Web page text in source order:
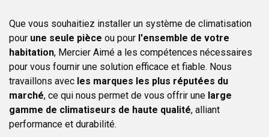
Que vous souhaitiez installer un système de climatisation
pour une seule pièce ou pour l'ensemble de votre
habitation, Mercier Aimé a les compétences nécessaires
pour vous fournir une solution efficace et fiable. Nous
travaillons avec les marques les plus réputées du
marché, ce qui nous permet de vous offrir une large
gamme de climatiseurs de haute qualité, alliant
performance et durabilité.